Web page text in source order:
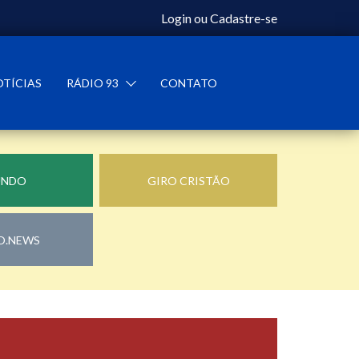
LoginouCadastre-se
RÁDIO 93 CONTATO
GIRO CRISTÃO